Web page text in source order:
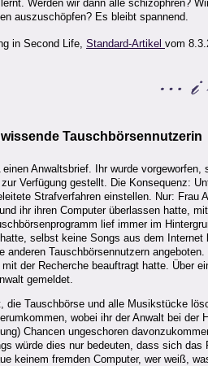
Werden wir dann alle schizophren?
auszuschöpfen? Es bleibt spannend.
in Second Life, Standard-Artikel vom
Tauschbörsennutzerin
Anwaltsbrief. Ihr wurde
Verfügung gestellt. Die Konsequenz:
Strafverfahren einstellen. Nur:
ihr ihren Computer überlassen hatte,
lief immer im
selbst keine Songs aus dem
anderen Tauschbörsennutzern
der Recherche beauftragt hatte. Über
gemeldet.
die Tauschbörse und alle Musikstücke
wobei ihr der Anwalt bei der
Chancen ungeschoren
würde dies nur bedeuten, dass sich
keinem fremden Computer, wer weiß,